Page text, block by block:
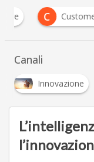
Customer
Canali
Innovazione